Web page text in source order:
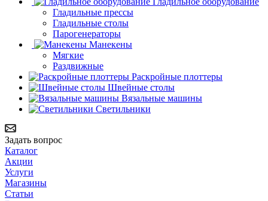
Гладильные прессы
Гладильные столы
Парогенераторы
Манекены
Мягкие
Раздвижные
Раскройные плоттеры
Швейные столы
Вязальные машины
Светильники
Задать вопрос
Каталог
Акции
Услуги
Магазины
Статьи